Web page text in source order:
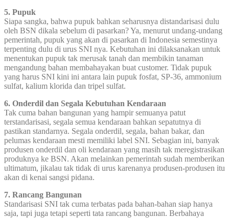
5. Pupuk
Siapa sangka, bahwa pupuk bahkan seharusnya distandarisasi dulu
oleh BSN dikala sebelum di pasarkan? Ya, menurut undang-undang
pemerintah, pupuk yang akan di pasarkan di Indonesia semestinya
terpenting dulu di urus SNI nya. Kebutuhan ini dilaksanakan untuk
menentukan pupuk tak merusak tanah dan membikin tanaman
mengandung bahan membahayakan buat customer. Tidak pupuk
yang harus SNI kini ini antara lain pupuk fosfat, SP-36, ammonium
sulfat, kalium klorida dan tripel sulfat.
6. Onderdil dan Segala Kebutuhan Kendaraan
Tak cuma bahan bangunan yang hampir semuanya patut
terstandarisasi, segala semua kendaraan bahkan sepatutnya di
pastikan standarnya. Segala onderdil, segala, bahan bakar, dan
pelumas kendaraan mesti memiliki label SNI. Sebagian ini, banyak
produsen onderdil dan oli kendaraan yang masih tak meregistrasikan
produknya ke BSN. Akan melainkan pemerintah sudah memberikan
ultimatum, jikalau tak tidak di urus karenanya produsen-produsen itu
akan di kenai sangsi pidana.
7. Rancang Bangunan
Standarisasi SNI tak cuma terbatas pada bahan-bahan siap hanya
saja, tapi juga tetapi seperti tata rancang bangunan. Berbahaya